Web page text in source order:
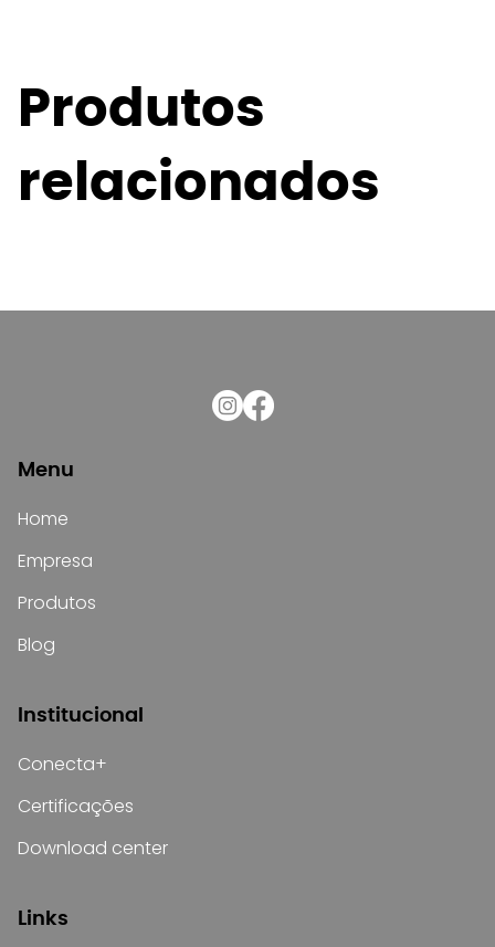
Produtos
relacionados
Menu
Home
Empresa
Produtos
Blog
Institucional
Conecta+
Certificações
Download center
Links